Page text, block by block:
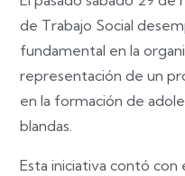
de Trabajo Social
fundamental en la
representación de un
en la formación de
blandas.
Esta iniciativa contó con